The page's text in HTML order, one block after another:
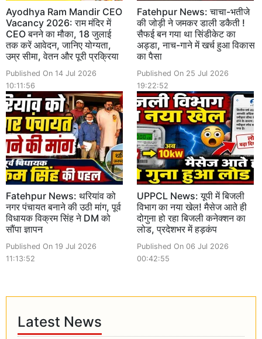
Ayodhya Ram Mandir CEO
Vacancy 2026: राम मंदिर में
CEO बनने का मौका, 18 जुलाई
तक करें आवेदन, जानिए योग्यता,
उम्र सीमा, वेतन और पूरी प्रक्रिया
Published On 14 Jul 2026
10:11:56
Fatehpur News: चाचा-भतीजे
की जोड़ी ने जमकर डाली डकैती !
सैफई बन गया था सिंडीकेट का
अड्डा, नाच-गाने में खर्च हुआ विकास
का पैसा
Published On 25 Jul 2026
19:22:52
Fatehpur News: थरियांव को
नगर पंचायत बनाने की उठी मांग, पूर्व
विधायक विक्रम सिंह ने DM को
सौंपा ज्ञापन
Published On 19 Jul 2026
11:13:52
UPPCL News: यूपी में बिजली
विभाग का नया खेल! मैसेज आते ही
दोगुना हो रहा बिजली कनेक्शन का
लोड, प्रदेशभर में हड़कंप
Published On 06 Jul 2026
00:42:55
Latest News